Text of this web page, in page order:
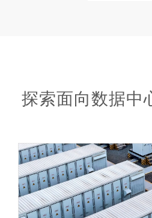
探索面向数据中